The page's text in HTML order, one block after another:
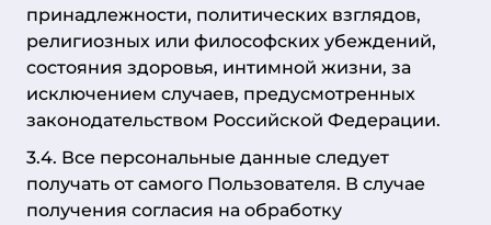
принадлежности, политических взглядов,
религиозных или философских убеждений,
состояния здоровья, интимной жизни, за
исключением случаев, предусмотренных
законодательством Российской Федерации.
3.4. Все персональные данные следует
получать от самого Пользователя. В случае
получения согласия на обработку